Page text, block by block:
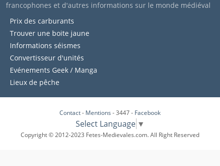
francophones et d'autres informations sur le monde médiéval
Prix des carburants
Trouver une boite jaune
Informations séismes
Convertisseur d'unités
Evénements Geek / Manga
Lieux de pêche
Contact- Mentions - 3447 - Facebook
Select Language ▼
Copyright © 2012-2023 Fetes-Medievales.com. All Right Reserved